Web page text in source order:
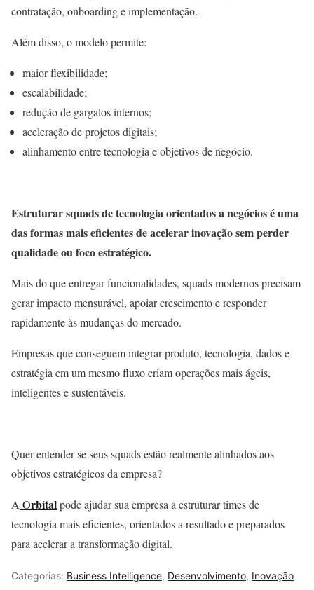
contratação, onboarding e implementação.
Além disso, o modelo permite:
maior flexibilidade;
escalabilidade;
redução de gargalos internos;
aceleração de projetos digitais;
alinhamento entre tecnologia e objetivos de negócio.
Estruturar squads de tecnologia orientados a negócios é uma
das formas mais eficientes de acelerar inovação sem perder
qualidade ou foco estratégico.
Mais do que entregar funcionalidades, squads modernos precisam
gerar impacto mensurável, apoiar crescimento e responder
rapidamente às mudanças do mercado.
Empresas que conseguem integrar produto, tecnologia, dados e
estratégia em um mesmo fluxo criam operações mais ágeis,
inteligentes e sustentáveis.
Quer entender se seus squads estão realmente alinhados aos
objetivos estratégicos da empresa?
A Orbitalpode ajudar sua empresa a estruturar times de
tecnologia mais eficientes, orientados a resultado e preparados
para acelerar a transformação digital.
Categorias: Business Intelligence, Desenvolvimento, Inovação